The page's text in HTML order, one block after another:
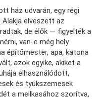
ház udvarán, egy régi
elveszett az
de élők — figyelték a
van-e még hely
építőmester, apa, katona
azok egyike, akiket a
elhasználódott,
és tyúkszemesek
a mellkasához szorítva,